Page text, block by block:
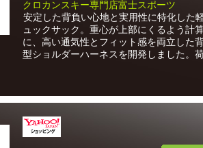
クロカンスキー専門店富士スポーツ
安定した背負い心地と実用性に特化した
ュックサック。重心が上部にくるよう計
に、高い通気性とフィット感を両立した
型ショルダーハーネスを開発しました。荷